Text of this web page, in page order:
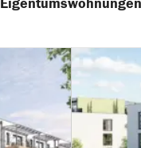
Eigentumswohnungen